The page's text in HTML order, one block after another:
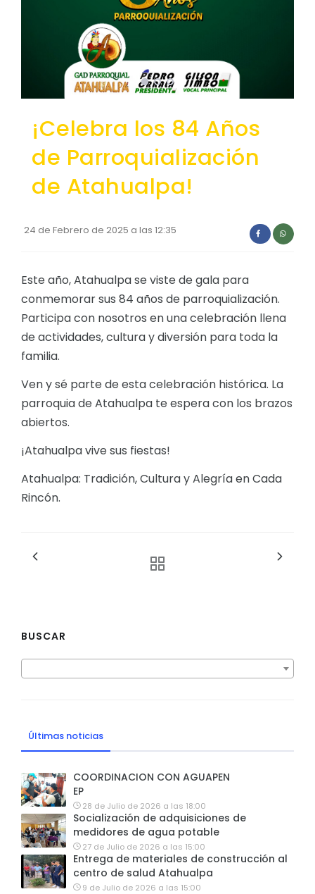
Convocatorias
GESTIÓN ADMINISTRATIVA
Plan de desarrollo y Ordenamiento Territorial -
Plan Anual Contratación - PAC
Plan Operativo Anual - POA
Convenios Institucionales
PRESUPUESTO: EJECUCIÓN Y REPORTES
Cédulas presupuestarias y balances
Procesos de contratación
Obras y proyectos
¡Celebra los 84 Años
de Parroquialización
de Atahualpa!
24 de Febrero de 2025 a las 12:35
Este año, Atahualpa se viste de gala para
conmemorar sus 84 años de parroquialización.
Participa con nosotros en una celebración llena
de actividades, cultura y diversión para toda la
familia.
Ven y sé parte de esta celebración histórica. La
parroquia de Atahualpa te espera con los brazos
abiertos.
¡Atahualpa vive sus fiestas!
Atahualpa: Tradición, Cultura y Alegría en Cada
Rincón.
BUSCAR
Últimas noticias
COORDINACION CON AGUAPEN
EP
28 de Julio de 2026 a las 18:00
Socialización de adquisiciones de
medidores de agua potable
27 de Julio de 2026 a las 15:00
Entrega de materiales de construcción al
centro de salud Atahualpa
9 de Julio de 2026 a las 15:00